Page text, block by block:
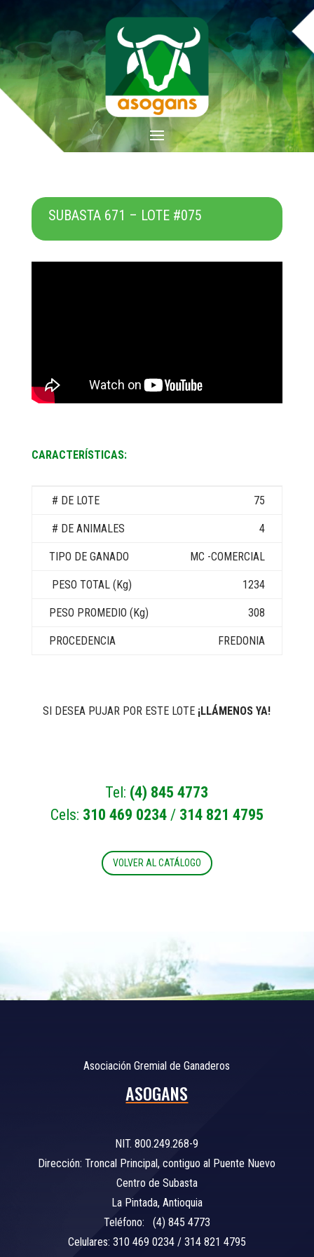
SUBASTA 671 – LOTE #075
CARACTERÍSTICAS:
75
4
MC -COMERCIAL
1234
308
FREDONIA
SI DESEA PUJAR POR ESTE LOTE ¡LLÁMENOS YA!
Tel: (4) 845 4773
Cels: 310 469 0234/ 314 821 4795
VOLVER AL CATÁLOGO
Asociación Gremial de Ganaderos
ASOGANS
NIT. 800.249.268-9
Dirección: Troncal Principal, contiguo al Puente Nuevo
Centro de Subasta
La Pintada, Antioquia
Teléfono: (4) 845 4773
Celulares: 310 469 0234 / 314 821 4795